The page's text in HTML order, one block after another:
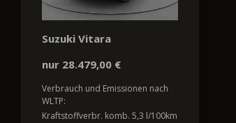
Suzuki Vitara
nur 28.479,00 €
Verbrauch und Emissionen nach
WLTP:
Kraftstoffverbr. komb. 5,3 l/100km